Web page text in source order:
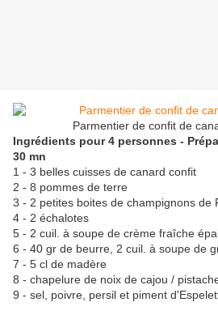
Parmentier de confit de
Ingrédients pour 4 personnes -
30 mn
1 - 3 belles cuisses de canard confit
2 - 8 pommes de terre
3 - 2 petites boites de champignons de
4 - 2 échalotes
5 - 2 cuil. à soupe de crème fraîche
6 - 40 gr de beurre, 2 cuil. à soupe de
7 - 5 cl de madère
8 - chapelure de noix de cajou /
9 - sel, poivre, persil et piment